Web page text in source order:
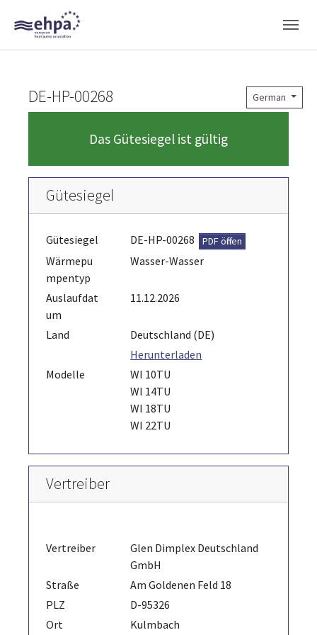
Skip to main navigation
Skip to main content
Skip to page footer
German
DE-HP-00268
Das Gütesiegel ist gültig
Gütesiegel
Gütesiegel DE-HP-00268 PDF öffnen
Wärmepu
mpentyp
Wasser-Wasser
Auslaufdat
um
11.12.2026
Land
Deutschland (DE)
Herunterladen
Modelle
WI 10TU
WI 14TU
WI 18TU
WI 22TU
Vertreiber
Vertreiber
Glen Dimplex Deutschland
GmbH
Straße
Am Goldenen Feld 18
PLZ
D-95326
Ort
Kulmbach